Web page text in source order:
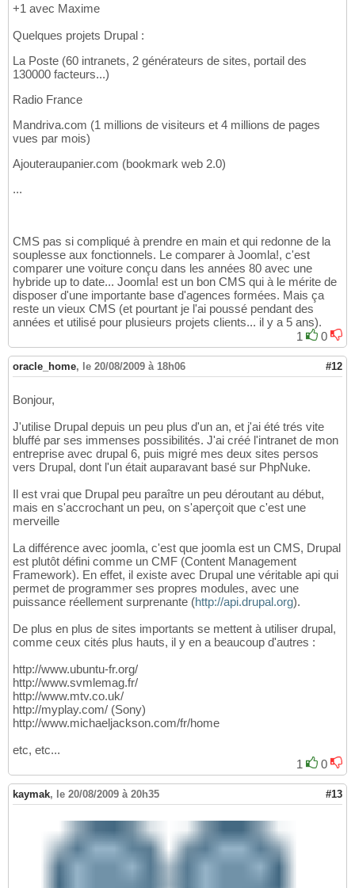
+1 avec Maxime
Quelques projets Drupal :
La Poste (60 intranets, 2 générateurs de sites, portail des
130000 facteurs...)
Radio France
Mandriva.com (1 millions de visiteurs et 4 millions de pages
vues par mois)
Ajouteraupanier.com (bookmark web 2.0)
...
CMS pas si compliqué à prendre en main et qui redonne de la
souplesse aux fonctionnels. Le comparer à Joomla!, c'est
comparer une voiture conçu dans les années 80 avec une
hybride up to date... Joomla! est un bon CMS qui à le mérite de
disposer d'une importante base d'agences formées. Mais ça
reste un vieux CMS (et pourtant je l'ai poussé pendant des
années et utilisé pour plusieurs projets clients... il y a 5 ans).
1
0
oracle_home, le 20/08/2009 à 18h06 #12
Bonjour,
J'utilise Drupal depuis un peu plus d'un an, et j'ai été trés vite
bluffé par ses immenses possibilités. J'ai créé l'intranet de mon
entreprise avec drupal 6, puis migré mes deux sites persos
vers Drupal, dont l'un était auparavant basé sur PhpNuke.
Il est vrai que Drupal peu paraître un peu déroutant au début,
mais en s'accrochant un peu, on s'aperçoit que c'est une
merveille
La différence avec joomla, c'est que joomla est un CMS, Drupal
est plutôt défini comme un CMF (Content Management
Framework). En effet, il existe avec Drupal une véritable api qui
permet de programmer ses propres modules, avec une
puissance réellement surprenante (http://api.drupal.org).
De plus en plus de sites importants se mettent à utiliser drupal,
comme ceux cités plus hauts, il y en a beaucoup d'autres :
http://www.ubuntu-fr.org/
http://www.svmlemag.fr/
http://www.mtv.co.uk/
http://myplay.com/ (Sony)
http://www.michaeljackson.com/fr/home
etc, etc...
1
0
kaymak, le 20/08/2009 à 20h35 #13